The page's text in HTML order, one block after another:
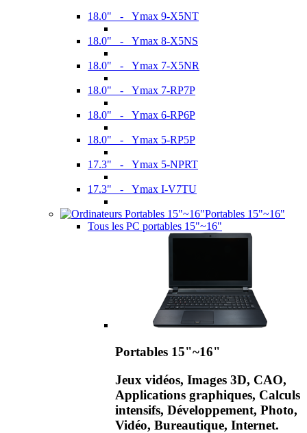
18.0" - Ymax 9-X5NT
18.0" - Ymax 8-X5NS
18.0" - Ymax 7-X5NR
18.0" - Ymax 7-RP7P
18.0" - Ymax 6-RP6P
18.0" - Ymax 5-RP5P
17.3" - Ymax 5-NPRT
17.3" - Ymax I-V7TU
Portables 15"~16"
Tous les PC portables 15"~16"
Portables 15"~16"
Jeux vidéos, Images 3D, CAO,
Applications graphiques, Calculs
intensifs, Développement, Photo,
Vidéo, Bureautique, Internet.